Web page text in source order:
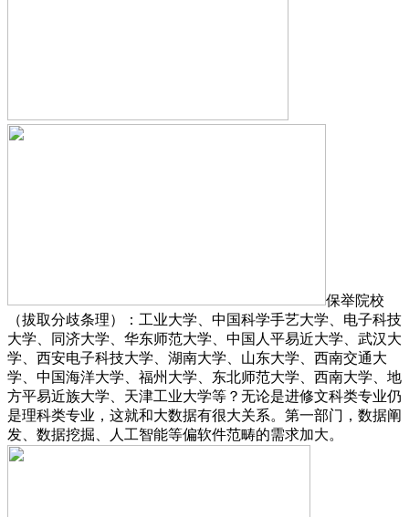
保举院校
（拔取分歧条理）：工业大学、中国科学手艺大学、电子科技
大学、同济大学、华东师范大学、中国人平易近大学、武汉大
学、西安电子科技大学、湖南大学、山东大学、西南交通大
学、中国海洋大学、福州大学、东北师范大学、西南大学、地
方平易近族大学、天津工业大学等？无论是进修文科类专业仍
是理科类专业，这就和大数据有很大关系。第一部门，数据阐
发、数据挖掘、人工智能等偏软件范畴的需求加大。